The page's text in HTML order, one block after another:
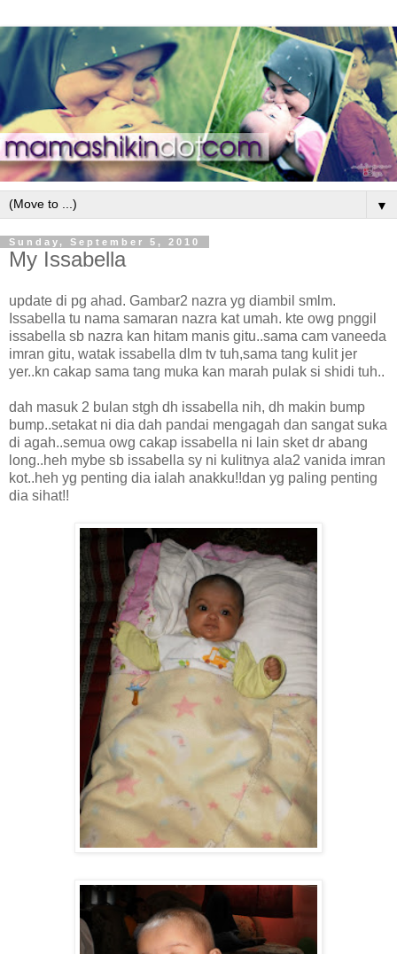
▼
Sunday, September 5, 2010
My Issabella
update di pg ahad. Gambar2 nazra yg diambil smlm.
Issabella tu nama samaran nazra kat umah. kte owg pnggil
issabella sb nazra kan hitam manis gitu..sama cam vaneeda
imran gitu, watak issabella dlm tv tuh,sama tang kulit jer
yer..kn cakap sama tang muka kan marah pulak si shidi tuh..
dah masuk 2 bulan stgh dh issabella nih, dh makin bump
bump..setakat ni dia dah pandai mengagah dan sangat suka
di agah..semua owg cakap issabella ni lain sket dr abang
long..heh mybe sb issabella sy ni kulitnya ala2 vanida imran
kot..heh yg penting dia ialah anakku!!dan yg paling penting
dia sihat!!